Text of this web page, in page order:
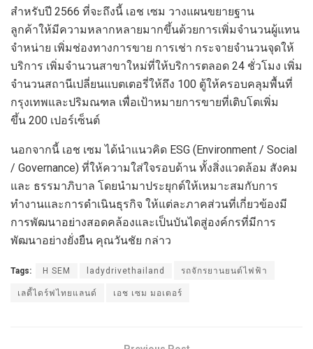
สำหรับปี 2566 ที่จะถึงนี้ เอช เซม วางแผนขยายฐาน
ลูกค้าให้มีความหลากหลายมากขึ้นด้วยการเพิ่มจำนวนผู้แทน
จำหน่าย เพิ่มช่องทางการขาย การเช่า กระจายจำนวนจุดให้
บริการ เพิ่มจำนวนสาขาใหม่ที่ให้บริการตลอด 24 ชั่วโมง เพิ่ม
จำนวนสถานีเปลี่ยนแบตเตอรี่ให้ถึง 100 ตู้ให้ครอบคลุมพื้นที่
กรุงเทพและปริมณฑล เพื่อเป้าหมายการขายที่เติบโตเพิ่ม
ขึ้น 200 เปอร์เซ็นต์
นอกจากนี้ เอช เซม ได้นำแนวคิด ESG (Environment / Social
/ Governance) ที่ให้ความใส่ใจรอบด้าน ทั้งสิ่งแวดล้อม สังคม
และ ธรรมาภิบาล โดยนำมาประยุกต์ให้เหมาะสมกับการ
ทำงานและการดำเนินธุรกิจ ให้แต่ละภาคส่วนที่เกี่ยวข้องมี
การพัฒนาอย่างสอดคล้องและเป็นบันไดสู่องค์กรที่มีการ
พัฒนาอย่างยั่งยืน คุณวันชัย กล่าว
Tags: H SEM ladydrivethailand รถจักรยานยนต์ไฟฟ้า
เลดี้ไดร์ฟไทยแลนด์ เอช เซม มอเตอร์